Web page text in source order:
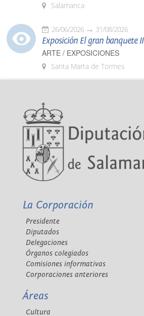
Salamanca
26/06/2026 31/08/2026
Exposición El gran banquete II
ARTE / EXPOSICIONES
Santa Marta de Tormes
La Corporación
Presidente
Diputados
Delegaciones
Órganos colegiados
Comisiones informativas
Corporaciones anteriores
Áreas
Cultura